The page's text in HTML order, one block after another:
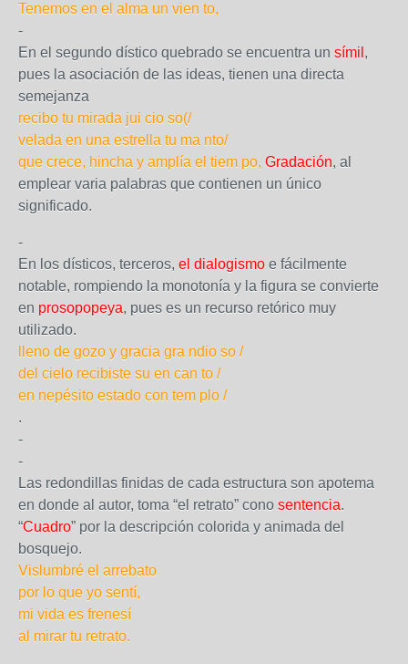
Tenemos en el alma un vien to,
-
En el segundo dístico quebrado se encuentra un símil ,
pues la asociación de las ideas, tienen una directa
semejanza
recibo tu mirada jui cio so(/
velada en una estrella tu ma nto/
que crece, hincha y amplía el tiem po, Gradación, al
emplear varia palabras que contienen un único
significado.
-
En los dísticos, terceros, el dialogismo e fácilmente
notable, rompiendo la monotonía y la figura se convierte
en prosopopeya, pues es un recurso retórico muy
utilizado.
lleno de gozo y gracia gra ndio so /
del cielo recibiste su en can to /
en nepésito estado con tem plo /
.
-
-
Las redondillas finidas de cada estructura son apotema
en donde al autor, toma “el retrato” cono sentencia.
“Cuadro” por la descripción colorida y animada del
bosquejo.
Vislumbré el arrebato
por lo que yo sentí,
mi vida es frenesí
al mirar tu retrato.